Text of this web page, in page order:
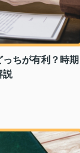
ちが有利？時期
説